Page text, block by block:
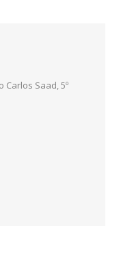
Carlos Saad, 5º